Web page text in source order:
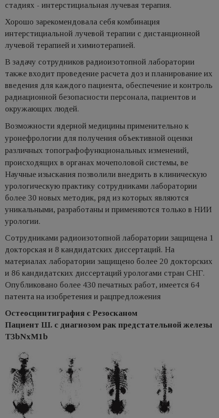
стадиях - интерстициальная лучевая терапия.
Хорошо зарекомендовала себя комбинация
интерстициальной лучевой терапии с дистанционной
лучевой терапией и химиотерапией.
В задачу сотрудников радиоизотопной лаборатории
также входит проведение расчета доз и планирование их
введения для каждого пациента, обеспечение и контроль
радиационной безопасности персонала, пациентов и
окружающих людей.
Возможности ядерной медицины применительно к
уронефрологии для получения объективной оценки
различных топографофункциональных изменений,
происходящих в органах мочеполовой системы, ве
Научные изыскания позволили внедрить в клиническую
урологическую практику сотрудниками лаборатории
более 30 новых методик, ряд из которых являются
уникальными, разработаны и применяются только в НИИ
урологии.
Сотрудниками радиоизотопной лаборатории защищена 1
доктор­ская и 8 кандидатских диссертаций. На
материалах лаборатории защи­щено более 20 докторских
и 86 кан­дидатских диссертаций урологами стран СНГ.
Опубликовано более 430 печатных работ, имеется 64
патента на изобретения и рацпредложения
Остеосцинтиграфия с Резосканом
Пациент Ш. с диагнозом рак предстательной железы
T3bNxM1b